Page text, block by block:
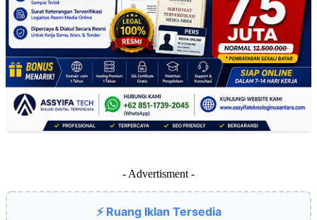
- Advertisment -
⚡ Ruang Iklan Tersedia